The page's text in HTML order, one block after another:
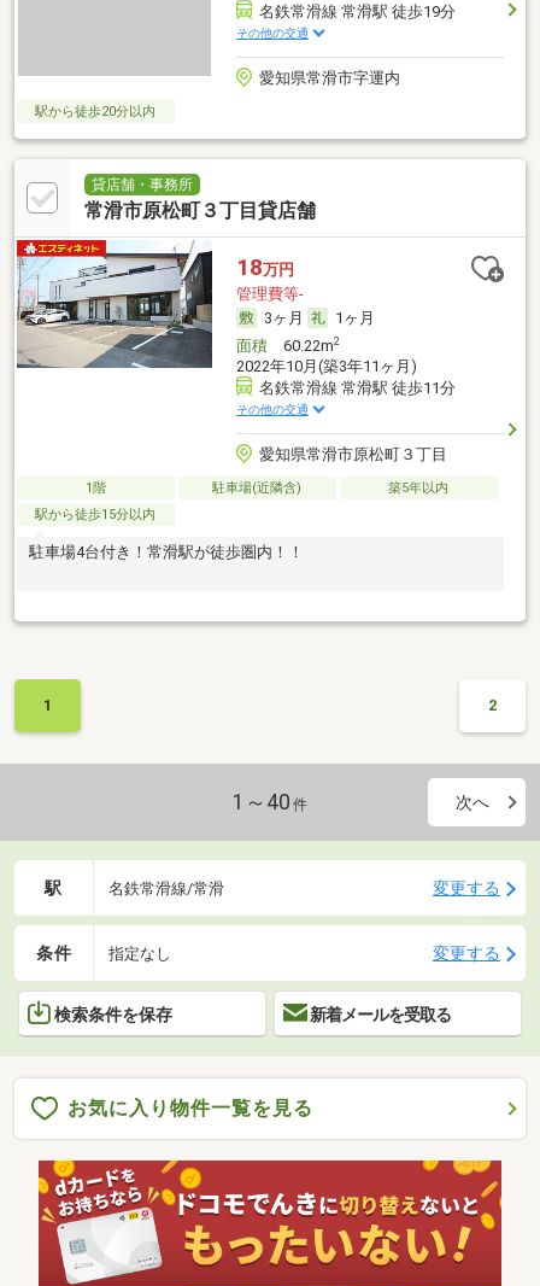
名鉄常滑線 常滑駅 徒歩19分
その他の交通
愛知県常滑市字運内
駅から徒歩20分以内
貸店舗・事務所
常滑市原松町３丁目貸店舗
18万円
管理費等-
3ヶ月
1ヶ月
面積60.22m2
2022年10月(築3年11ヶ月)
名鉄常滑線 常滑駅 徒歩11分
その他の交通
愛知県常滑市原松町３丁目
1階 駐車場(近隣含)
築5年以内
駅から徒歩15分以内
駐車場4台付き！常滑駅が徒歩圏内！！
1 2
1～40 件 次へ
駅 名鉄常滑線/常滑 変更する
条件 指定なし 変更する
検索条件を保存 新着メールを受取る
お気に入り物件一覧を見る